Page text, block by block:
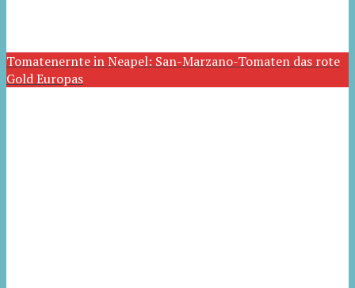
Tomatenernte in Neapel: San-Marzano-Tomaten das rote
Gold Europas